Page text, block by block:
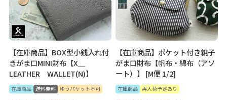
【在庫商品】BOX型小銭入れ付
きがま口MINI財布【X＿
LEATHER WALLET(N)】
在庫商品 送料無料 ゆうパケット不可
【在庫商品】ポケット付き親子
がま口財布【帆布・綿布（アソ
ート）】 [M便 1/2]
在庫商品 再入荷予定あり